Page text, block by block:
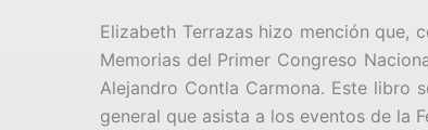
Elizabeth Terrazas hizo mención que,
Memorias del Primer Congreso
Alejandro Contla Carmona. Este libro
general que asista a los eventos de la